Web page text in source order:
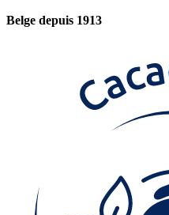
Belge depuis 1913